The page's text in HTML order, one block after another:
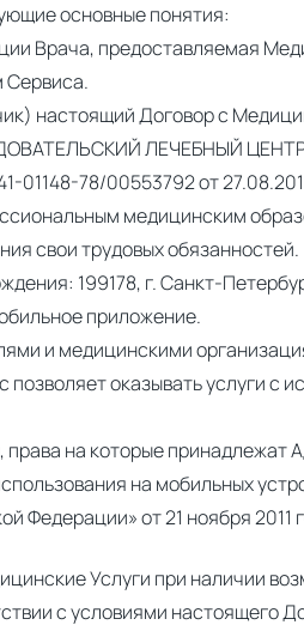
основные понятия:
Врача, предоставляемая
Сервиса.
настоящий Договор с
ЛЕЧЕБНЫЙ ЦЕНТР
01148-78/00553792 от
медицинским
свои трудовых обязанностей.
199178, г. Санкт-
приложение.
и медицинскими
оказывать услуги с
на которые принадлежат
на мобильных
Федерации» от 21 ноября
Услуги при наличии
с условиями настоящего